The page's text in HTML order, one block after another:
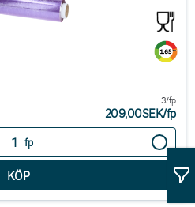
3/fp
209,00SEK/fp
fp